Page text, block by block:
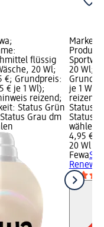
flüssig
20 Wl;
€; Grundpreis:
€ je 1 Wl);
reizend;
Status Grün
Grau dm
Marke:
20 Wl;
je 1 Wl);
reizend;
Status
Status
wählen
4,95 €
20 Wl
Fewa
Renew,